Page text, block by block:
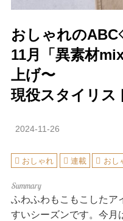
おしゃれの
11月「異素材
上げ〜
現役スタイリス
2024-11-26
おしゃれ 連載 おし
ふわふわもこもこしたア
すいシーズンです。今月